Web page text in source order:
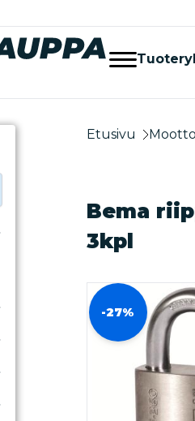
Etusivu
Bema
3kpl
-27%